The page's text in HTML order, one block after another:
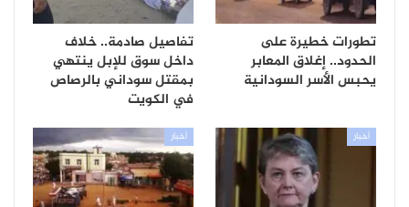
تطورات خطيرة على
الحدود.. إغلاق المعابر
يحبس الأسر السودانية
تفاصيل صادمة.. خلاف
داخل سوق للإبل ينتهي
بمقتل سوداني بالرصاص
في الكويت
أخبار أخبار